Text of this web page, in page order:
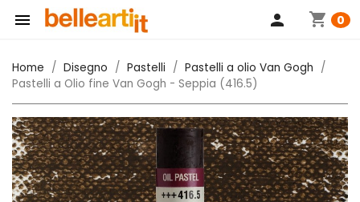
 shopping_cart 0
person
Home Disegno Pastelli
Pastelli a olio Van Gogh
Pastelli a Olio fine Van Gogh - Seppia (416.5)